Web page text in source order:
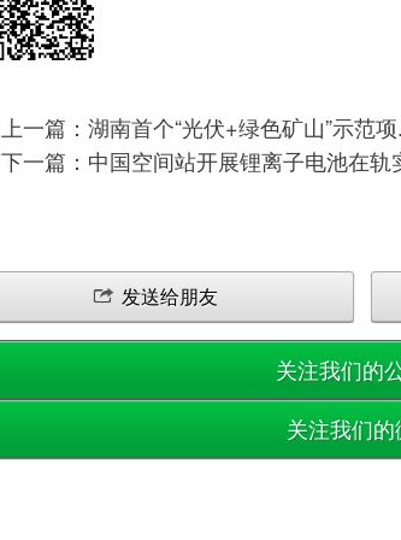
上一篇：湖南首个“光伏+绿色矿山”示范
下一篇：中国空间站开展锂离子电池在轨
发送给朋友
关注我们的
关注我们